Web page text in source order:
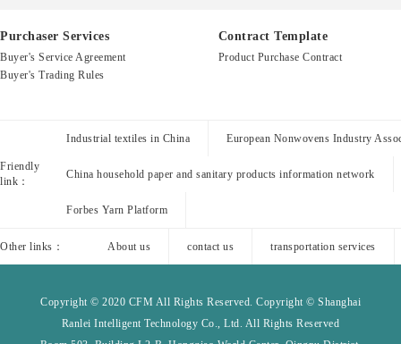
Purchaser Services
Buyer's Service Agreement
Buyer's Trading Rules
Contract Template
Product Purchase Contract
Friendly
link：
Industrial textiles in China European Nonwovens Industry
China household paper and sanitary products information network
Forbes Yarn Platform
Other links： About us contact us transportation services
Copyright © 2020 CFM All Rights Reserved. Copyright © Shanghai
Ranlei Intelligent Technology Co., Ltd. All Rights Reserved